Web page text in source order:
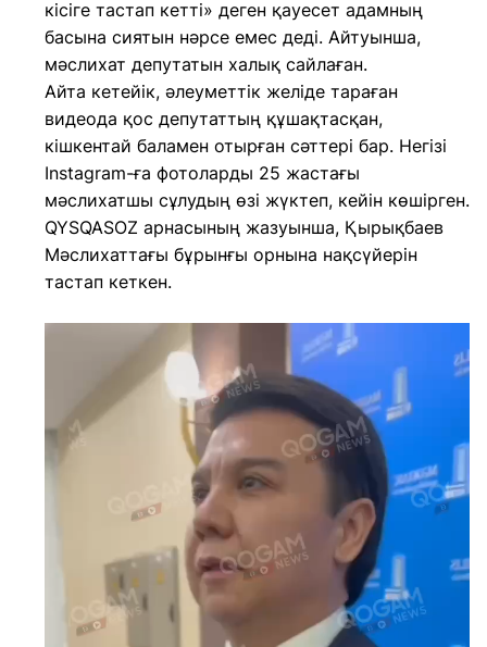
кісіге тастап кетті» деген қауесет адамның
басына сиятын нәрсе емес деді. Айтуынша,
мәслихат депутатын халық сайлаған.
Айта кетейік, әлеуметтік желіде тараған
видеода қос депутаттың құшақтасқан,
кішкентай баламен отырған сәттері бар. Негізі
Instagram-ға фотоларды 25 жастағы
мәслихатшы сұлудың өзі жүктеп, кейін көшірген.
QYSQASOZ арнасының жазуынша, Қырықбаев
Мәслихаттағы бұрынғы орнына нақсүйерін
тастап кеткен.